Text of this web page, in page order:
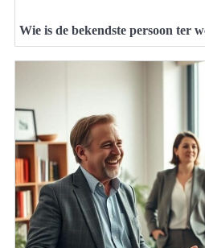
Wie is de bekendste persoon ter